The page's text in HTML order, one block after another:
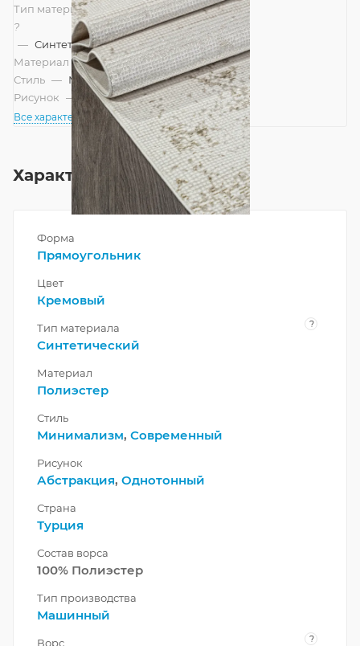
Тип материала
?
— Синтетический
Материал — Полиэстер
Стиль — Минимализм, Современный
Рисунок — Абстракция, Однотонный
Все характеристики
Характеристики
Форма
Прямоугольник
Цвет
Кремовый
Тип материала ?
Синтетический
Материал
Полиэстер
Стиль
Минимализм, Современный
Рисунок
Абстракция, Однотонный
Страна
Турция
Состав ворса
100% Полиэстер
Тип производства
Машинный
Ворс ?